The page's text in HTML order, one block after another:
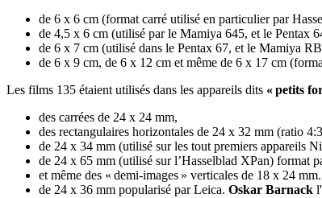
de 6 x 6 cm (format carré utilisé en particulier par
de 4,5 x 6 cm (utilisé par le Mamiya 645, et le Pentax
de 6 x 7 cm (utilisé dans le Pentax 67, et le Mamiya
de 6 x 9 cm, de 6 x 12 cm et même de 6 x 17 cm
Les films 135 étaient utilisés dans les appareils dits « petits
des carrées de 24 x 24 mm,
des rectangulaires horizontales de 24 x 32 mm (ratio
de 24 x 34 mm (utilisé sur les tout premiers appareils
de 24 x 65 mm (utilisé sur l’Hasselblad XPan) format
et même des « demi-images » verticales de 18 x 24 mm.
de 24 x 36 mm popularisé par Leica. Oskar Barnack